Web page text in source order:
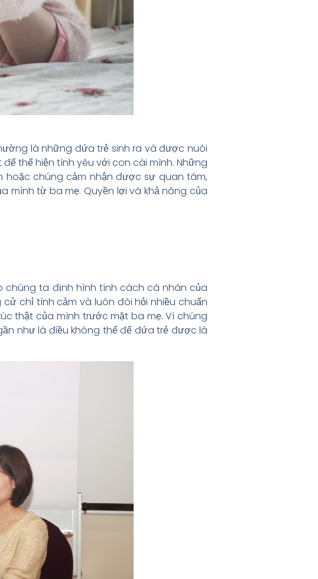
là những đứa trẻ sinh ra và được nuôi
thể hiện tình yêu với con cái mình. Những
chúng cảm nhận được sự quan tâm,
từ ba mẹ. Quyền lợi và khả năng của
chúng ta định hình tính cách cá nhân của
chỉ tình cảm và luôn đòi hỏi nhiều chuẩn
thật của mình trước mặt ba mẹ. Vì chúng
như là điều không thể để đứa trẻ được là